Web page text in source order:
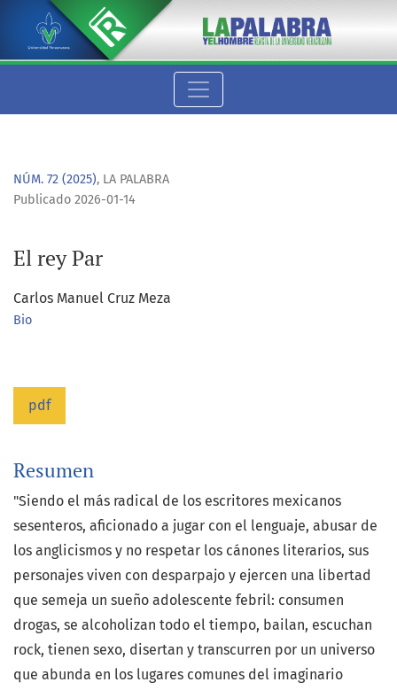
El rey Par
NÚM. 72 (2025), LA PALABRA
El rey Par
Publicado 2026-01-14
Carlos Manuel Cruz Meza
Bio
pdf
Resumen
"Siendo el más radical de los escritores mexicanos
sesenteros, aficionado a jugar con el lenguaje, abusar de
los anglicismos y no respetar los cánones literarios, sus
personajes viven con desparpajo y ejercen una libertad
que semeja un sueño adolescente febril: consumen
drogas, se alcoholizan todo el tiempo, bailan, escuchan
rock, tienen sexo, disertan y transcurren por un universo
que abunda en los lugares comunes del imaginario